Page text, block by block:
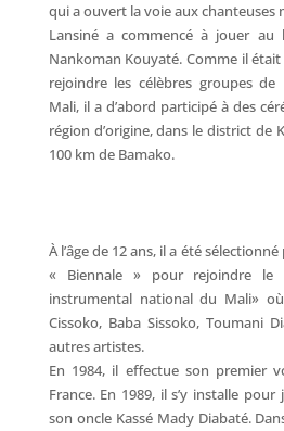
qui a ouvert la voie aux chanteuses
Lansiné a commencé à jouer au
Nankoman Kouyaté. Comme il
rejoindre les célèbres groupes
Mali, il a d’abord participé à des
région d’origine, dans le district de
100 km de Bamako.
À l’âge de 12 ans, il a été
« Biennale » pour rejoindre le
instrumental national du Mali»
Cissoko, Baba Sissoko, Toumani
autres artistes.
En 1984, il effectue son premier
France. En 1989, il s’y installe
son oncle Kassé Mady Diabaté.